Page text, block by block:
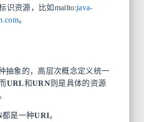
识资源，比如mailto:java-
。
抽象的，高层次概念定义统一
URL和URN则是具体的资源
都是一种URI。